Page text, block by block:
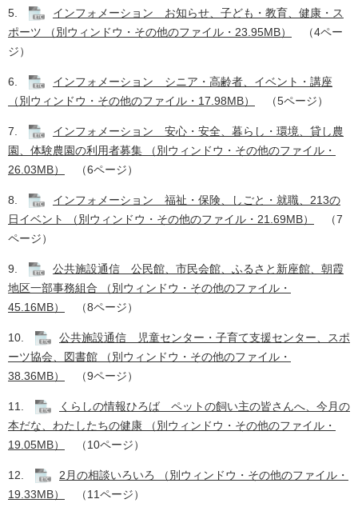
5.
インフォメーション お知らせ、子ども・教育、健康・ス
ポーツ （別ウィンドウ・その他のファイル・23.95MB）
（4ペー
ジ） ​
6.
インフォメーション シニア・高齢者、イベント・講座
（別ウィンドウ・その他のファイル・17.98MB）
（5ページ） ​
7.
インフォメーション 安心・安全、暮らし・環境、貸し農
園、体験農園の利用者募集 （別ウィンドウ・その他のファイル・
26.03MB）
（6ページ） ​
8.
インフォメーション 福祉・保険、しごと・就職、213の
日イベント （別ウィンドウ・その他のファイル・21.69MB）
（7
ページ） ​
9.
公共施設通信 公民館、市民会館、ふるさと新座館、朝霞
地区一部事務組合 （別ウィンドウ・その他のファイル・
45.16MB）
（8ページ）​
10.
公共施設通信 児童センター・子育て支援センター、スポ
ーツ協会、図書館 （別ウィンドウ・その他のファイル・
38.36MB）
（9ページ） ​
11.
くらしの情報ひろば ペットの飼い主の皆さんへ、今月の
本だな、わたしたちの健康 （別ウィンドウ・その他のファイル・
19.05MB）
（10ページ）​
12.
2月の相談いろいろ （別ウィンドウ・その他のファイル・
19.33MB）
（11ページ）​